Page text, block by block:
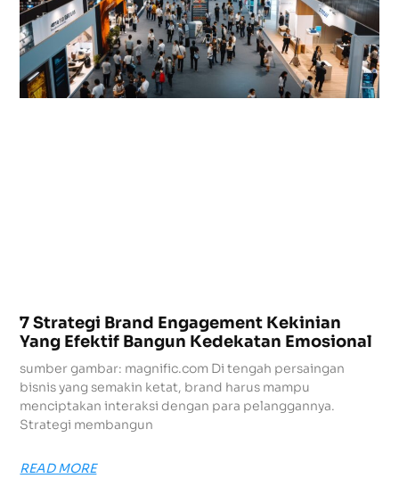
7 Strategi Brand Engagement Kekinian
Yang Efektif Bangun Kedekatan Emosional
sumber gambar: magnific.com Di tengah persaingan
bisnis yang semakin ketat, brand harus mampu
menciptakan interaksi dengan para pelanggannya.
Strategi membangun
READ MORE